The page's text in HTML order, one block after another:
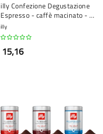
illy Confezione Degustazione
Espresso - caffè macinato - 2
x 250 grammi
illy
15,16